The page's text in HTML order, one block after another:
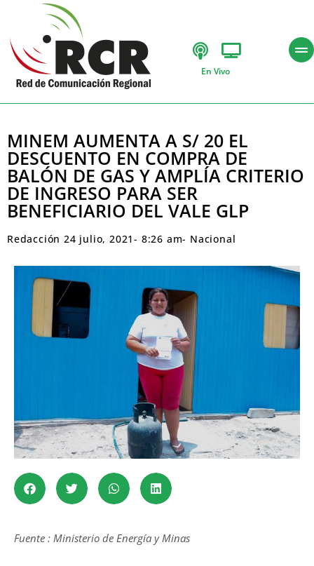
En Vivo
MINEM AUMENTA A S/ 20 EL
DESCUENTO EN COMPRA DE
BALÓN DE GAS Y AMPLÍA CRITERIO
DE INGRESO PARA SER
BENEFICIARIO DEL VALE GLP
Redacción 24 julio, 2021- 8:26 am- Nacional
Fuente : Ministerio de Energía y Minas